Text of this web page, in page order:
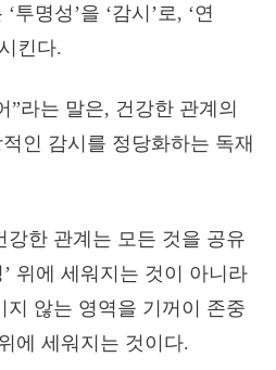
투명성’을 ‘감시’로, ‘연
킨다.
”라는 말은, 건강한 관계의
인 감시를 정당화하는 독재
강한 관계는 모든 것을 공유
위에 세워지는 것이 아니라
지 않는 영역을 기꺼이 존중
에 세워지는 것이다.